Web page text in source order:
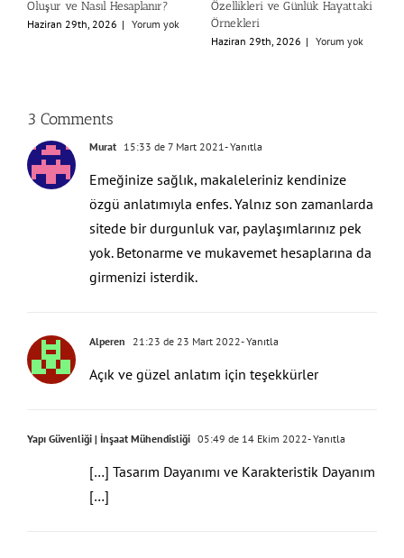
Oluşur ve Nasıl Hesaplanır?
Haziran 29th, 2026 | Yorum yok
Özellikleri ve Günlük Hayattaki
Örnekleri
Haziran 29th, 2026 | Yorum yok
3 Comments
Murat 15:33 de 7 Mart 2021 - Yanıtla
Emeğinize sağlık, makaleleriniz kendinize
özgü anlatımıyla enfes. Yalnız son zamanlarda
sitede bir durgunluk var, paylaşımlarınız pek
yok. Betonarme ve mukavemet hesaplarına da
girmenizi isterdik.
Alperen 21:23 de 23 Mart 2022- Yanıtla
Açık ve güzel anlatım için teşekkürler
Yapı Güvenliği | İnşaat Mühendisliği 05:49 de 14 Ekim 2022- Yanıtla
[…] Tasarım Dayanımı ve Karakteristik Dayanım
[…]